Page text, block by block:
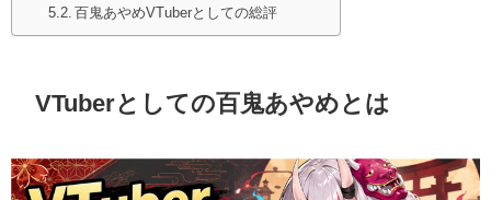
百鬼あやめVTuberとしての総評
VTuberとしての百鬼あやめとは